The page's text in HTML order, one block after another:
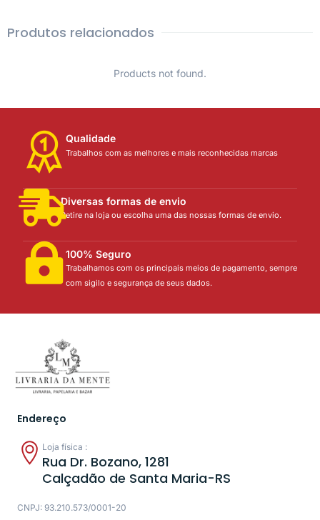
Produtos relacionados
Products not found.
Qualidade
Trabalhos com as melhores e mais reconhecidas marcas
Diversas formas de envio
Retire na loja ou escolha uma das nossas formas de envio.
100% Seguro
Trabalhamos com os principais meios de pagamento, sempre
com sigilo e segurança de seus dados.
Endereço
Loja física :
Rua Dr. Bozano, 1281
Calçadão de Santa Maria-RS
CNPJ: 93.210.573/0001-20